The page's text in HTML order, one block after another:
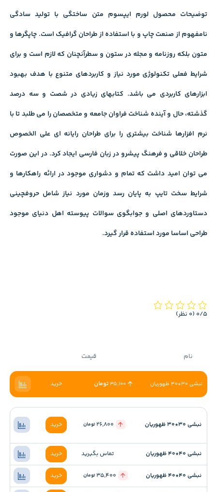
توضیحات محصول لورم ایپسوم متن ساختگی با تولید سادگی
نامفهوم از صنعت چاپ و با استفاده از طراحان گرافیک است. چاپگرها و
متون بلکه روزنامه و مجله در ستون و سطرآنچنان که لازم است و برای
شرایط فعلی تکنولوژی مورد نیاز و کاربردهای متنوع با هدف بهبود
ابزارهای کاربردی می باشد. کتابهای زیادی در شصت و سه درصد
گذشته، حال و آینده شناخت فراوان جامعه و متخصصان را می طلبد تا با
نرم افزارها شناخت بیشتری را برای طراحان رایانه ای علی الخصوص
طراحان خلاقی و فرهنگ پیشرو در زبان فارسی ایجاد کرد. در این صورت
می توان امید داشت که تمام و دشواری موجود در ارائه راهکارها و
شرایط سخت تایپ به پایان رسد وزمان مورد نیاز شامل حروفچینی
دستاوردهای اصلی و جوابگوی سوالات پیوسته اهل دنیای موجود
طراحی اساسا مورد استفاده قرار گیرد.
‫0/5 ‫(0 نظر)
نام قیمت
نبشی 30*30 ظهوریان 35,100تومان خرید
نبشی 30*30 ظهوریان 26,800تومان خرید
نبشی 40*40 ظهوریان تماس بگیرید خرید
نبشی 40*40 ظهوریان 35,400تومان خرید